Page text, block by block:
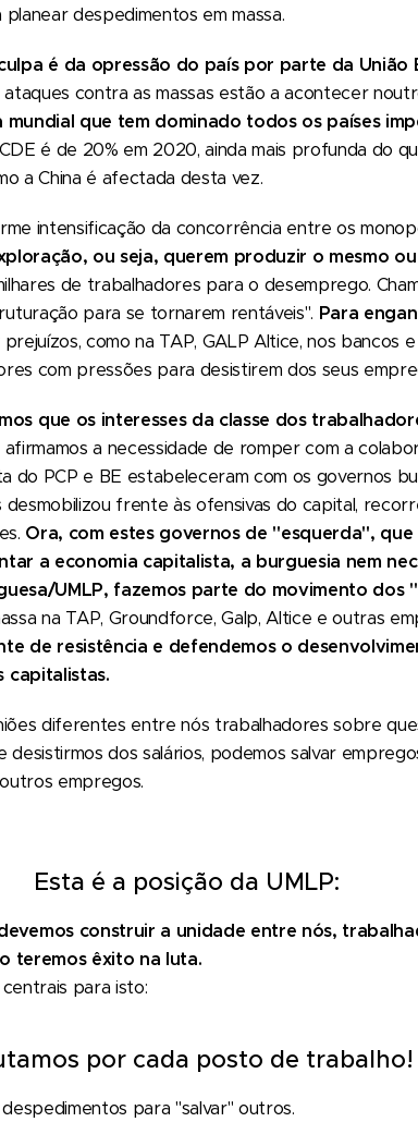
despedimentos em massa.
é da opressão do país por parte da União
ataques contra as massas estão a acontecer
que tem dominado todos os países
é de 20% em 2020, ainda mais profunda do
a China é afectada desta vez.
intensificação da concorrência entre os
ou seja, querem produzir o mesmo
de trabalhadores para o desemprego.
para se tornarem rentáveis". Para
como na TAP, GALP Altice, nos bancos
com pressões para desistirem dos seus
que os interesses da classe dos
a necessidade de romper com a
do PCP e BE estabeleceram com os governos
frente às ofensivas do capital,
Ora, com estes governos de "esquerda",
a economia capitalista, a burguesia nem
UMLP, fazemos parte do movimento dos
na TAP, Groundforce, Galp, Altice e outras
de resistência e defendemos o
capitalistas.
diferentes entre nós trabalhadores sobre
desistirmos dos salários, podemos salvar
empregos.
Esta é a posição da UMLP:
construir a unidade entre nós,
teremos êxito na luta.
para isto:
por cada posto de trabalho!
para "salvar" outros.